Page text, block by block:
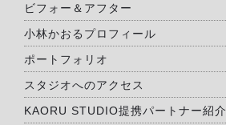
ビフォー＆アフター
小林かおるプロフィール
ポートフォリオ
スタジオへのアクセス
KAORU STUDIO提携パートナー紹介